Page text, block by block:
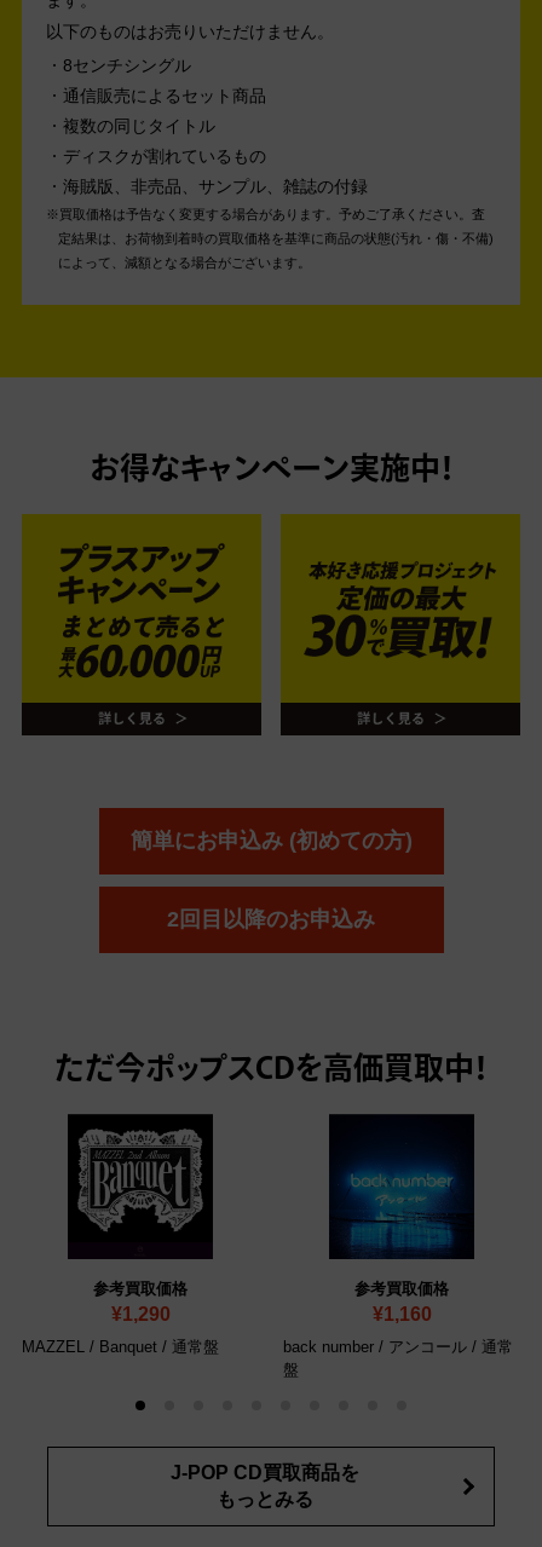
以下のものはお売りいただけません。
8センチシングル
通信販売によるセット商品
複数の同じタイトル
ディスクが割れているもの
海賊版、非売品、サンプル、雑誌の付録
買取価格は予告なく変更する場合があります。予めご了承ください。 査
定結果は、お荷物到着時の買取価格を基準に商品の状態(汚れ・傷・不備)
によって、減額となる場合がございます。
お得なキャンペーン実施中！
簡単にお申込み (初めての方)
2回目以降のお申込み
ただ今ポップスCDを高価買取中！
参考買取価格
¥1,290
MAZZEL / Banquet / 通常盤
参考買取価格
¥1,160
back number / アンコール / 通常
盤
J-POP CD買取商品を
もっとみる